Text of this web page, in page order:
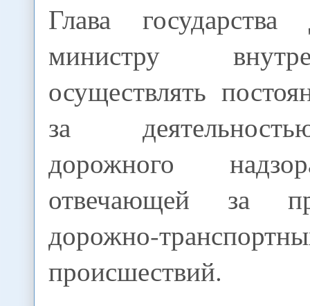
Глава государства
министру
осуществлять
за
дорожного
отвечающей за
дорожно-
происшествий.